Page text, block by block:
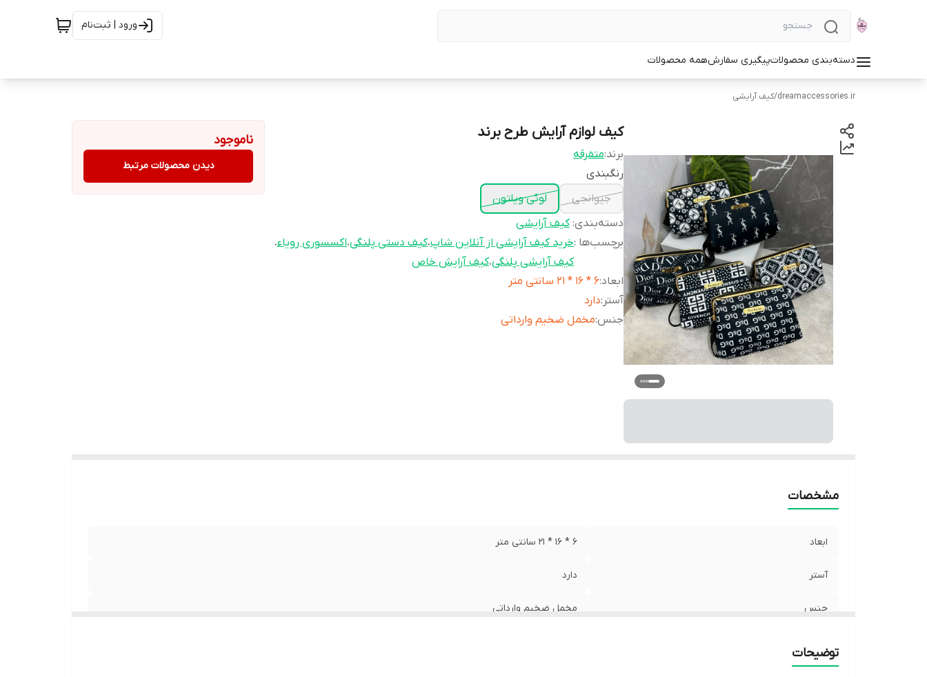
ورود | ثبت‌نام
دسته‌بندی محصولاتپیگیری سفارشهمه محصولات
dreamaccessories.ir
/کیف آرایشی
کیف لوازم آرایش طرح برند
برند:متفرقه
رنگبندی
جیوانجی
لوئی ویلتون
دسته‌بندی:کیف آرایشی
برچسب‌ها :خرید کیف آرایشی از آنلاین شاپ،کیف دستی پلنگی،اکسسوری رویاء،
کیف آرایشی پلنگی،کیف آرایش خاص
ابعاد:6 * 16 * 21 سانتی متر
آستر :دارد
جنس:مخمل ضخیم وارداتی
ناموجود
دیدن محصولات مرتبط
مشخصات
ابعاد 6 * 16 * 21 سانتی متر
آستر دارد
جنس مخمل ضخیم وارداتی
توضیحات